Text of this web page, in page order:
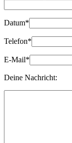
Datum*
Telefon*
E-Mail*
Deine Nachricht: